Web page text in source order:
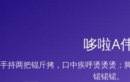
哆啦A
手持两把锟斤拷，口中疾呼烫烫烫；
锘锘锘。